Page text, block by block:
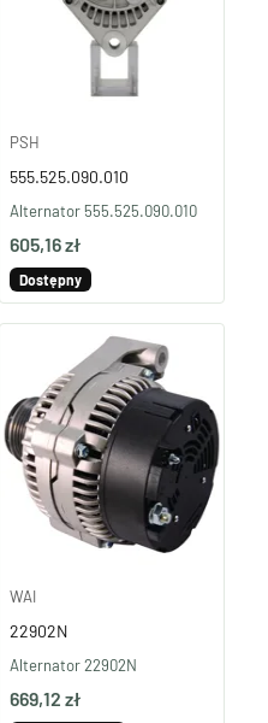
PSH
555.525.090.010
Alternator 555.525.090.010
605,16 zł
Dostępny
WAI
22902N
Alternator 22902N
669,12 zł